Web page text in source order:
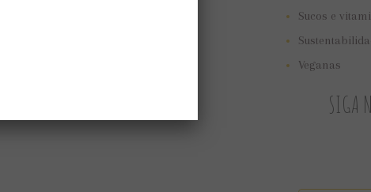
Sucos e
Veganas
SIGA